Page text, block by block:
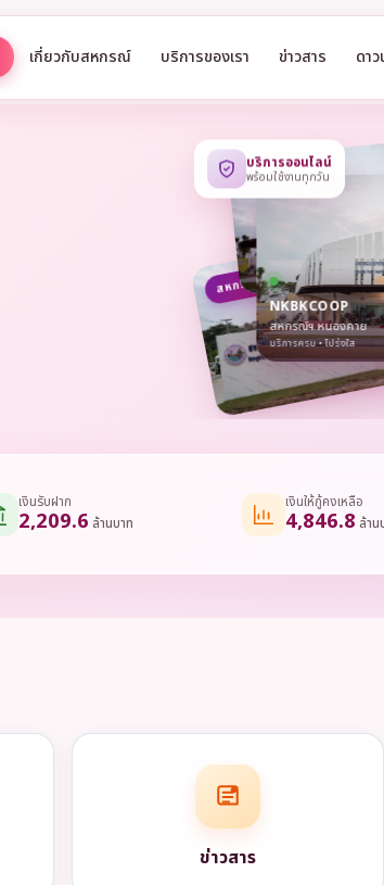
เกี่ยวกับสหกรณ์ บริการของเรา ข่าวสาร ดา
สหกรณ์ • เปิดบริการ
NKBKCOOP
สหกรณ์ฯ หนองคาย
บริการครบ • โปร่งใส
บริการออนไลน์
พร้อมใช้งานทุกวัน
เงินรับฝาก
2,209.6 ล้านบาท
เงินให้กู้คงเหลือ
4,846.8 ล้าน
ข่าวสาร